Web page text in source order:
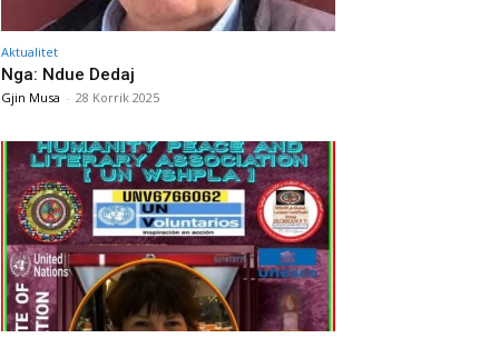
Aktualitet
Nga: Ndue Dedaj
Gjin Musa - 28 Korrik 2025